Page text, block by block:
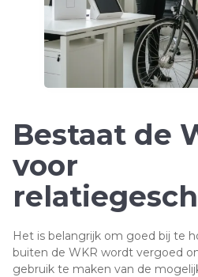
Bestaat de
voor
Het is belangrijk om goed bij te
buiten de WKR wordt vergoed
gebruik te maken van de